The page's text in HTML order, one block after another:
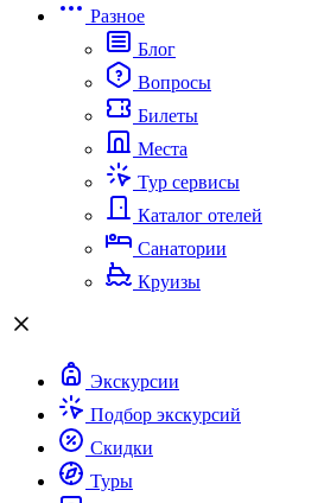
Разное
Блог
Вопросы
Билеты
Места
Тур сервисы
Каталог отелей
Санатории
Круизы
Экскурсии
Подбор экскурсий
Скидки
Туры